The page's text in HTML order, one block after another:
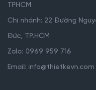
TPHCM
Chi nhánh: 22 Đường
Đức, TP.HCM
Zalo: 0969 959 716
Email: info@thietkevn.com